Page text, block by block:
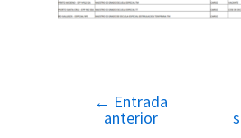
Navegación
← Entrada
anterior